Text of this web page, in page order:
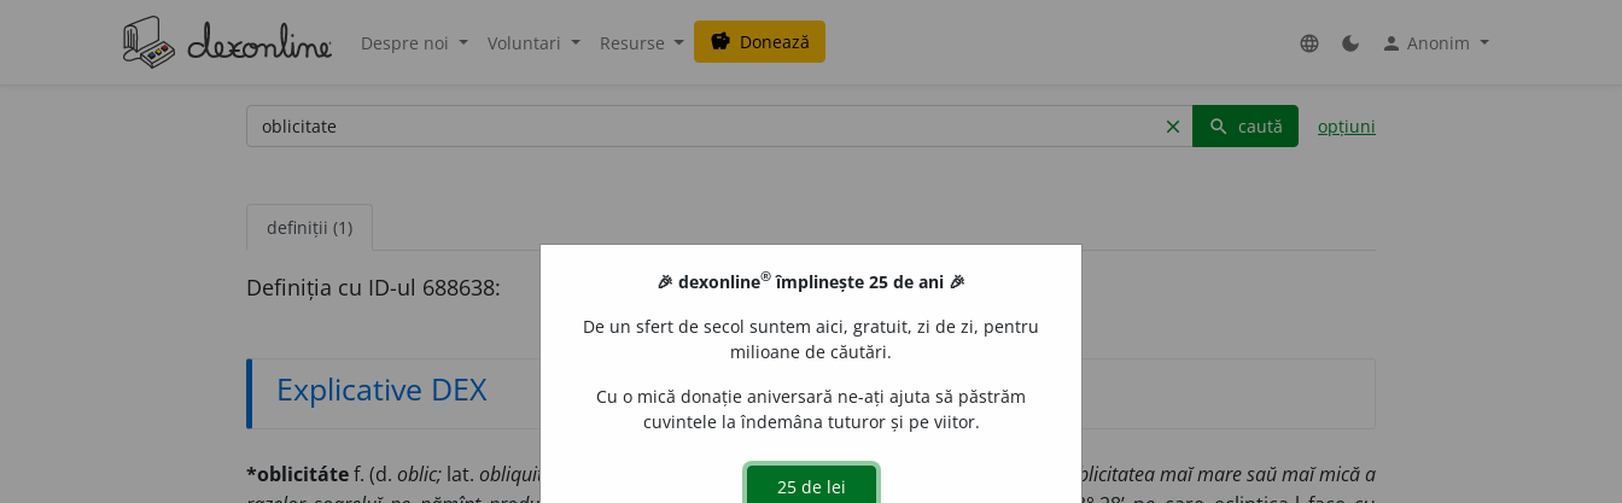
Despre noi Voluntari Resurse savings Donează language dark_mode person Anonim
clear search caută opțiuni
definiții (1)
Definiția cu ID-ul 688638:
Explicative DEX
*oblicitátef. (d.oblic; lat.obliquitas, -átis. P. formă, cp. cuantichitate). Calitatea de a fi oblic:
oblicitatea maĭ mare saŭ maĭ mică a
🎉 dexonline® împlinește 25 de ani 🎉
De un sfert de secol suntem aici, gratuit, zi de zi, pentru
milioane de căutări.
Cu o mică donație aniversară ne-ați ajuta să păstrăm
cuvintele la îndemâna tuturor și pe viitor.